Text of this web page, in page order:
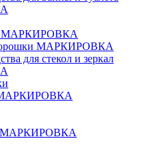
МАРКИРОВКА
МАРКИРОВКА
для стекол и зеркал
МАРКИРОВКА
МАРКИРОВКА